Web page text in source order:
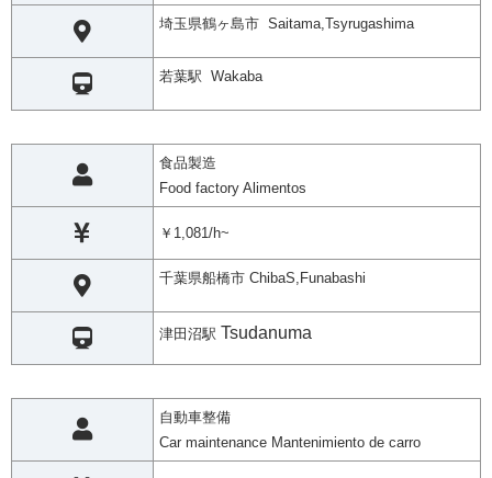
埼玉県鶴ヶ島市 Saitama,Tsyrugashima
若葉駅 Wakaba
食品製造
Food factory Alimentos
￥1,081/h~
千葉県船橋市 ChibaS,Funabashi
津田沼駅 Tsudanuma
自動車整備
Car maintenance Mantenimiento de carro